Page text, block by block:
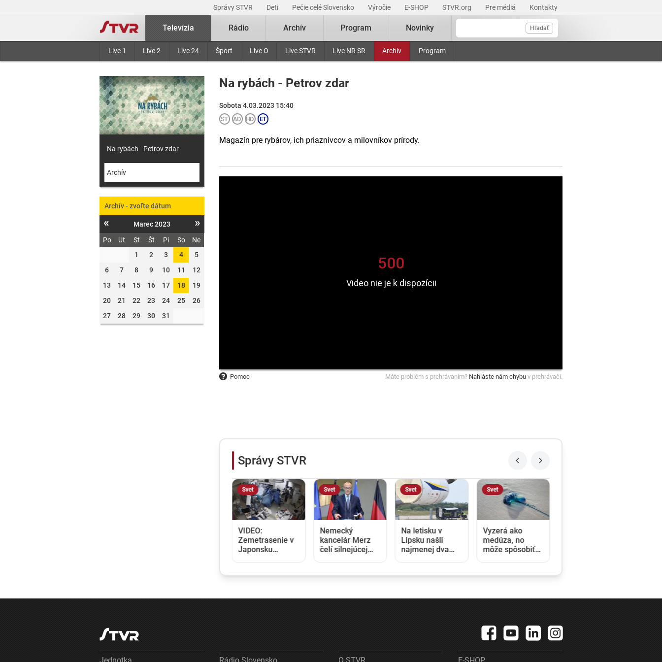
Správy STVR Deti Pečie celé Slovensko Výročie E-SHOP STVR.org Pre médiá Kontakty
Hľadať
Televízia
Live 1 Live 2 Live 24 Šport Live O Live STVR Live NR SR Archív Program
Rádio Archív Program Novinky
Na rybách - Petrov zdar
Sobota 4.03.2023 15:40
Magazín pre rybárov, ich priaznivcov a milovníkov prírody.
Pomoc Máte problém s prehrávaním? Nahláste nám chybu v prehrávači.
Na rybách - Petrov zdar
Archív
Archív - zvoľte dátum
« Marec 2023 »
Po Ut St Št Pi So
Ne
1
2 3 4
5
6
7 8 9 10 11
12
13
14 15 16 17 18
19
20
21 22 23 24 25
26
27
28 29 30 31
Správy STVR
Svet
VIDEO:
Zemetrasenie v
Japonsku
operácie,
vlastnými telami
Svet
Nemecký
kancelár Merz
čelí silnejúcej
neschopnosť.
udržanie
Svet
Na letisku v
Lipsku našli
najmenej dva
závažný útok na
infraštruktúru
Svet
Vyzerá ako
medúza, no
môže spôsobiť
portugalská
Francúzsku aj